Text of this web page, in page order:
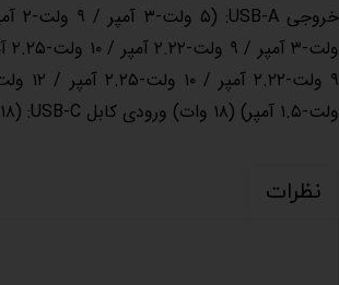
ولت-۱.۵ آمپر) (۱۸ وات) ورودی کابل USB-C: (۱۸ وات) خروجی کابل لایتنینگ: (۵ ولت-۲.۴ آمپر) (۱۲ وات)
نظرات